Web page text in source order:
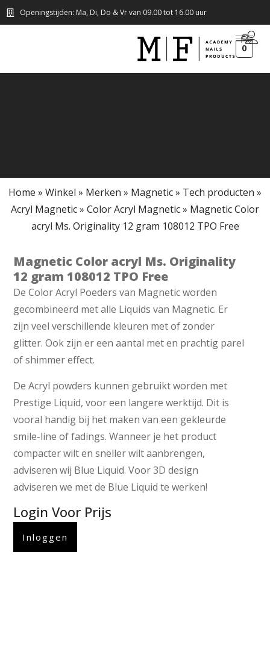
Openingstijden: Ma, Di, Do & Vr van 09.00 tot 16.00 uur
0
Home » Winkel » Merken » Magnetic» Tech producten »
Acryl Magnetic» Color Acryl Magnetic» Magnetic Color
acryl Ms. Originality 12 gram 108012 TPO Free
Magnetic Color acryl Ms. Originality
12 gram 108012 TPO Free
De Color Acryl Poeders van Magnetic worden
gecombineerd met alle Liquids van Magnetic. Er
zijn veel verschillende kleuren met of zonder
glitter. Ook zijn er een aantal met en prachtig parel
of shimmer effect.
De Acryl powders kunnen gebruikt worden met
Prestige Liquid, voor een langere werktijd. Dit is
vooral handig bij het maken van een gekleurde
smile-line of fadings. Wanneer je het product
compacter wilt en sneller wilt aanbrengen,
adviseren wij Blue Liquid. Voor 3D design
adviseren we met de Blue Liquid te werken!
Login Voor Prijs
Inloggen